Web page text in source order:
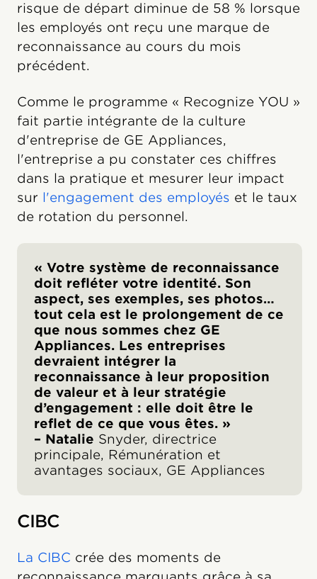
risque de départ diminue de 58 % lorsque
les employés ont reçu une marque de
reconnaissance au cours du mois
précédent.
Comme le programme « Recognize YOU »
fait partie intégrante de la culture
d'entreprise de GE Appliances,
l'entreprise a pu constater ces chiffres
dans la pratique et mesurer leur impact
sur l'engagement des employés et le taux
de rotation du personnel.
« Votre système de reconnaissance
doit refléter votre identité. Son
aspect, ses exemples, ses photos…
tout cela est le prolongement de ce
que nous sommes chez GE
Appliances. Les entreprises
devraient intégrer la
reconnaissance à leur proposition
de valeur et à leur stratégie
d’engagement : elle doit être le
reflet de ce que vous êtes. »
– Natalie Snyder, directrice
principale, Rémunération et
avantages sociaux, GE Appliances
CIBC
La CIBC crée des moments de